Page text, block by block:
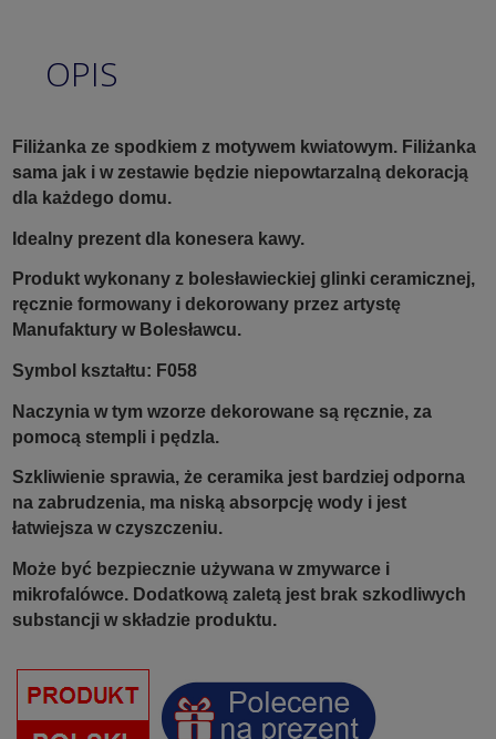
OPIS
Filiżanka ze spodkiem z motywem kwiatowym. Filiżanka
sama jak i w zestawie będzie niepowtarzalną dekoracją
dla każdego domu.
Idealny prezent dla konesera kawy.
Produkt wykonany z bolesławieckiej glinki ceramicznej,
ręcznie formowany i dekorowany przez artystę
Manufaktury w Bolesławcu.
Symbol kształtu: F058
Naczynia w tym wzorze dekorowane są ręcznie, za
pomocą stempli i pędzla.
Szkliwienie sprawia, że ceramika jest bardziej odporna
na zabrudzenia, ma niską absorpcję wody i jest
łatwiejsza w czyszczeniu.
Może być bezpiecznie używana w zmywarce i
mikrofalówce. Dodatkową zaletą jest brak szkodliwych
substancji w składzie produktu.